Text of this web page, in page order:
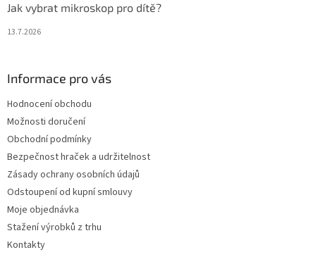
Jak vybrat mikroskop pro dítě?
13.7.2026
Informace pro vás
Hodnocení obchodu
Možnosti doručení
Obchodní podmínky
Bezpečnost hraček a udržitelnost
Zásady ochrany osobních údajů
Odstoupení od kupní smlouvy
Moje objednávka
Stažení výrobků z trhu
Kontakty